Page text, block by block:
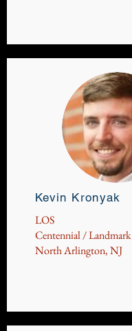
Kevin Kronyak
LOS
Centennial / Landmark
North Arlington, NJ